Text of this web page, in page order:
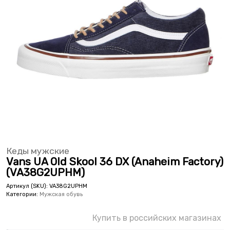
Кеды мужские
Vans UA Old Skool 36 DX (Anaheim Factory)
(VA38G2UPHM)
Артикул (SKU): VA38G2UPHM
Категории: Мужская обувь
Купить в российских магазинах